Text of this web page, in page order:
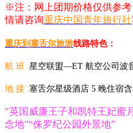
※注：网上团期价格仅供参
情请咨询重庆中国青年旅行社
重庆到塞舌尔旅游线路特色：
航 班 :星空联盟—ET 航空公司波
地 接 :塞舌尔星级酒店 5 晚住宿
"英国威廉王子和凯特王妃蜜
念地”“侏罗纪公园外景地”